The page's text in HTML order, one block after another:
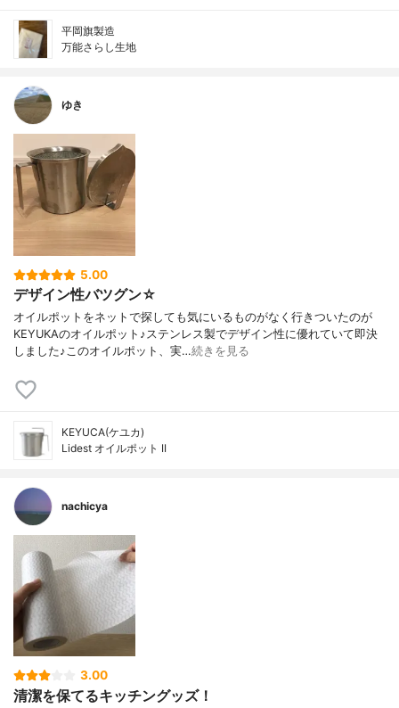
平岡旗製造
万能さらし生地
ゆき
5.00
デザイン性バツグン☆
オイルポットをネットで探しても気にいるものがなく行きついたのが
KEYUKAのオイルポット♪ステンレス製でデザイン性に優れていて即決
しました♪このオイルポット、実…続きを見る
KEYUCA(ケユカ)
Lidest オイルポット II
nachicya
3.00
清潔を保てるキッチングッズ！